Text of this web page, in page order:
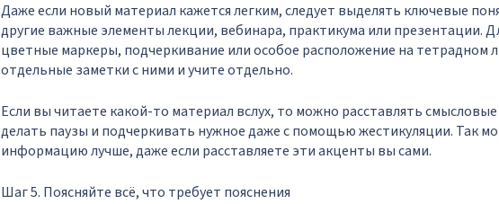
Даже если новый материал кажется легким, следует выделять ключевые
другие важные элементы лекции, вебинара, практикума или презентации.
цветные маркеры, подчеркивание или особое расположение на тетрадном
отдельные заметки с ними и учите отдельно.
Если вы читаете какой-то материал вслух, то можно расставлять
делать паузы и подчеркивать нужное даже с помощью жестикуляции. Так
информацию лучше, даже если расставляете эти акценты вы сами.
Шаг 5. Поясняйте всё, что требует пояснения